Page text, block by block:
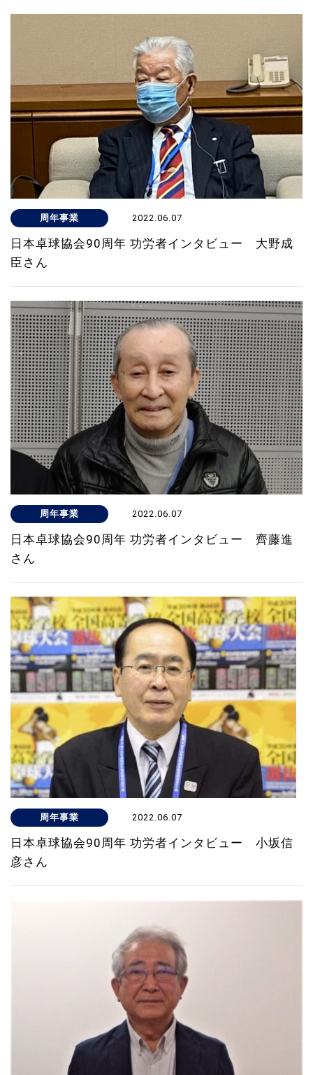
周年事業 2022.06.07
日本卓球協会90周年 功労者インタビュー 大野成
臣さん
周年事業 2022.06.07
日本卓球協会90周年 功労者インタビュー 齊藤進
さん
周年事業 2022.06.07
日本卓球協会90周年 功労者インタビュー 小坂信
彦さん